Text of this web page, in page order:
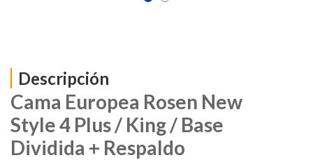
Descripción
Cama Europea Rosen New
Style 4 Plus / King / Base
Dividida + Respaldo